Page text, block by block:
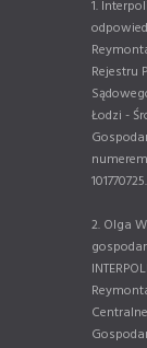
1.
Rejestru
Łodzi -
numerem
101770725.
2. Olga